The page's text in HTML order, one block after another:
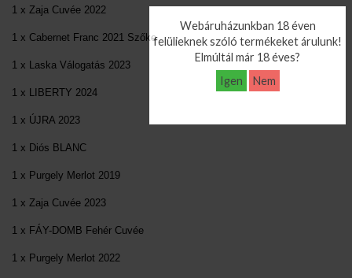
Webáruházunkban 18 éven
felülieknek szóló termékeket árulunk!
Elmúltál már 18 éves?
Igen
Nem
1 x Zaja Cuvée 2022
1 x Cabernet Franc 2021 Szőke
1 x Laska Válogatás 2023
1 x LIBERTY 2024
1 x ÚJRA 2023
1 x Diós BLANC
1 x Purgely Merlot 2019
1 x Zaja Cuvée 2023
1 x FÁY-DOMB Fehér Cuvée
1 x Purgely Merlot 2022